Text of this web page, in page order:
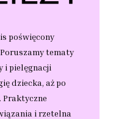
poświęcony
tematy
i pielęgnacji
dziecka, aż po
Praktyczne
i rzetelna